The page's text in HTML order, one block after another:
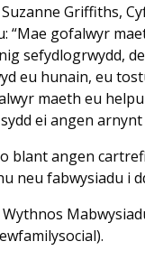
Griffiths,
“Mae gofalwyr
sefydlogrwydd,
eu hunain, eu
maeth eu
ei angen
blant angen
neu fabwysiadu i